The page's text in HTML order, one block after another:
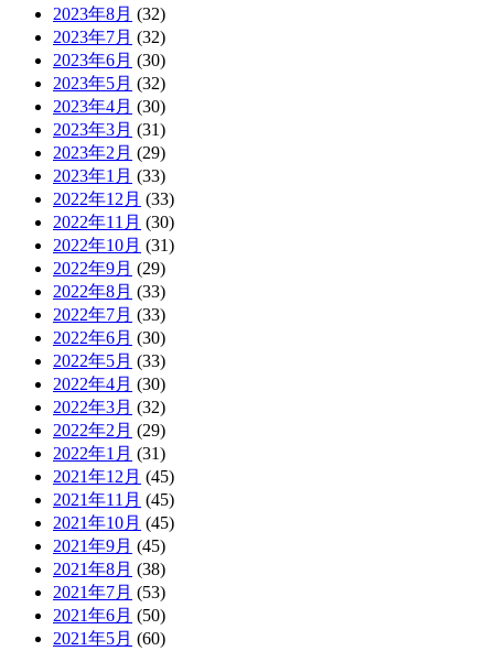
2023年8月 (32)
2023年7月 (32)
2023年6月 (30)
2023年5月 (32)
2023年4月 (30)
2023年3月 (31)
2023年2月 (29)
2023年1月 (33)
2022年12月 (33)
2022年11月 (30)
2022年10月 (31)
2022年9月 (29)
2022年8月 (33)
2022年7月 (33)
2022年6月 (30)
2022年5月 (33)
2022年4月 (30)
2022年3月 (32)
2022年2月 (29)
2022年1月 (31)
2021年12月 (45)
2021年11月 (45)
2021年10月 (45)
2021年9月 (45)
2021年8月 (38)
2021年7月 (53)
2021年6月 (50)
2021年5月 (60)